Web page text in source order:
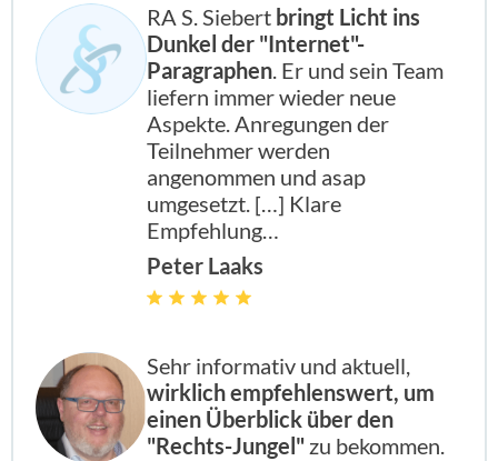
RA S. Siebert bringt Licht ins
Dunkel der "Internet"-
Paragraphen. Er und sein Team
liefern immer wieder neue
Aspekte. Anregungen der
Teilnehmer werden
angenommen und asap
umgesetzt. […] Klare
Empfehlung…
Peter Laaks
Sehr informativ und aktuell,
wirklich empfehlenswert, um
einen Überblick über den
"Rechts-Jungel" zu bekommen.